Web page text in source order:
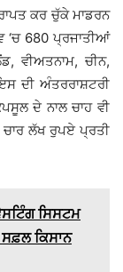
ਕਰ ਚੁੱਕੇ ਮਾਡਰਨ
‘ਚ 680 ਪ੍ਰਜਾਤੀਆਂ
ਵੀਅਤਨਾਮ, ਚੀਨ,
ਦੀ ਅੰਤਰਰਾਸ਼ਟਰੀ
ਦੇ ਨਾਲ ਚਾਹ ਵੀ
ਚਾਰ ਲੱਖ ਰੁਪਏ ਪ੍ਰਤੀ
ਸਿਸਟਮ
ਕਿਸਾਨ